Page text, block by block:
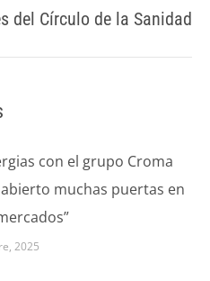
del Círculo de la Sanidad
con el grupo Croma
muchas puertas en
2025